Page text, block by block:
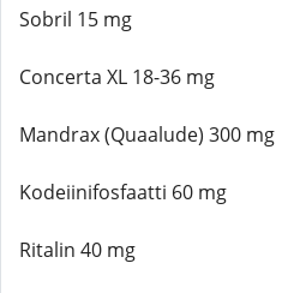
Sobril 15 mg
Concerta XL 18-36 mg
Mandrax (Quaalude) 300 mg
Kodeiinifosfaatti 60 mg
Ritalin 40 mg